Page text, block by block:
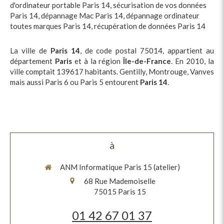
d'ordinateur portable Paris 14,sécurisation de vos données
Paris 14,dépannage Mac Paris 14,dépannage ordinateur
toutes marques Paris 14,récupération de données Paris 14
La ville de Paris 14, de code postal 75014, appartient au
département Pariset à la régionÎle-de-France. En 2010, la
ville comptait 139617 habitants. Gentilly, Montrouge, Vanves
mais aussi Paris 6 ou Paris 5 entourent Paris 14.
à
ANM Informatique Paris 15 (atelier)
68 Rue Mademoiselle
75015 Paris 15
01 42 67 01 37